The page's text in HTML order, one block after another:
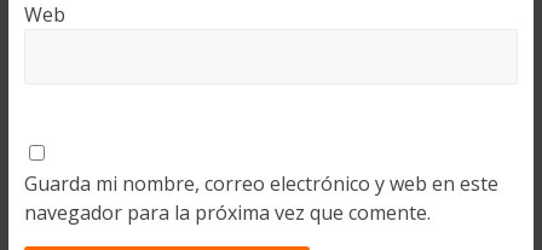
Web
Guarda mi nombre, correo electrónico y web en este
navegador para la próxima vez que comente.